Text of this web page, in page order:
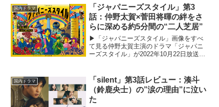
ト。物事を深く考える癖があり、特徴的
なヘアスタイル...
国内ドラマ
「ジャパニーズスタイル」第3
話：仲野太賀×菅田将暉の絆をさ
らに深める約5分間の“二人芝居”
▶︎「ジャパニーズスタイル」画像をすべ
て見る仲野太賀主演のドラマ「ジャパニ
ーズスタイル」が2022年10月22日放送ス
本番一発勝負”の演技を繰り広げるテレビ
朝日初の本...
国内ドラマ
「silent」第3話レビュー：湊斗
（鈴鹿央士）の”涙の理由”に泣い
た